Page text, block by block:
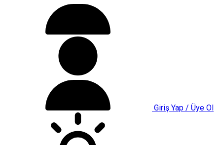
Giriş Yap / Üye Ol